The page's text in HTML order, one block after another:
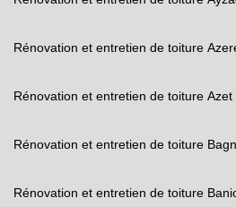
Rénovation et entretien de toiture
Rénovation et entretien de toiture Azet
Rénovation et entretien de toiture
Rénovation et entretien de toiture